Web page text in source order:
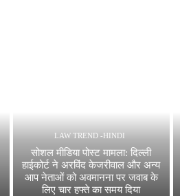
LAW TREND -HINDI
सोशल मीडिया पोस्ट मामला: दिल्ली
हाईकोर्ट ने अरविंद केजरीवाल और अन्य
आप नेताओं को अवमानना पर जवाब के
लिए चार हफ्ते का समय दिया